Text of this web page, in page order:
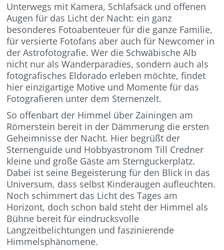
Unterwegs mit Kamera, Schlafsack und offenen
Augen für das Licht der Nacht: ein ganz
besonderes Fotoabenteuer für die ganze Familie,
für versierte Fotofans aber auch für Newcomer in
der Astrofotografie. Wer die Schwäbische Alb
nicht nur als Wanderparadies, sondern auch als
fotografisches Eldorado erleben möchte, findet
hier einzigartige Motive und Momente für das
Fotografieren unter dem Sternenzelt.
So offenbart der Himmel über Zainingen am
Römerstein bereit in der Dämmerung die ersten
Geheimnisse der Nacht. Hier begrüßt der
Sternenguide und Hobbyastronom Till Credner
kleine und große Gäste am Sternguckerplatz.
Dabei ist seine Begeisterung für den Blick in das
Universum, dass selbst Kinderaugen aufleuchten.
Noch schimmert das Licht des Tages am
Horizont, doch schon bald steht der Himmel als
Bühne bereit für eindrucksvolle
Langzeitbelichtungen und faszinierende
Himmelsphänomene.